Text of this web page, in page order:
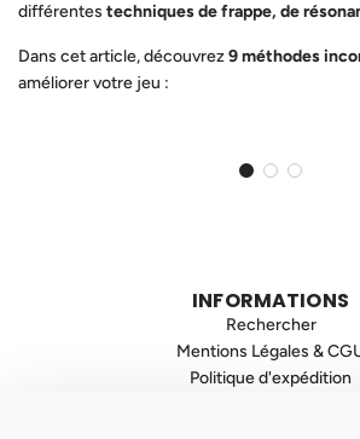
différentes techniques de frappe, de
Dans cet article, découvrez9 méthodes
améliorer votre jeu :
INFORMATIONS
Rechercher
Mentions Légales &
Politique d'expédition